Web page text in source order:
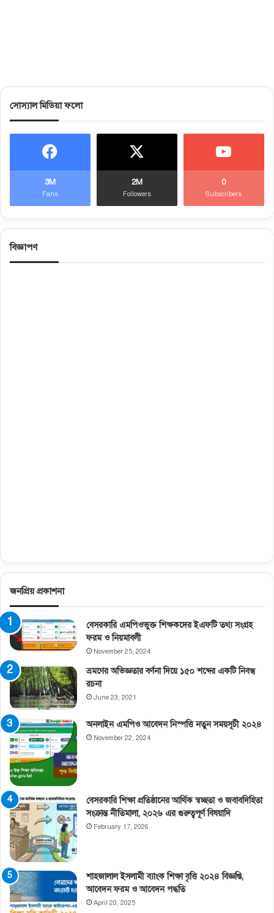
সোস্যাল মিডিয়া ফলো
3M
Fans
2M
Followers
0
Subscribers
বিজ্ঞাপণ
জনপ্রিয় প্রকাশনা
বেসরকারি এমপিওভুক্ত শিক্ষকদের ইএফটি তথ্য সংগ্রহ
ফরম ও নিয়মাবলী
November 25, 2024
ভ্রমণের অভিজ্ঞতার বর্ণনা দিয়ে ১৫০ শব্দের একটি নিবন্ধ
রচনা
June 23, 2021
অনলাইন এমপিও আবেদন নিস্পত্তি নতুন সময়সূচী ২০২৪
November 22, 2024
বেসরকারি শিক্ষা প্রতিষ্ঠানের আর্থিক স্বচ্ছতা ও জবাবদিহিতা
সংক্রান্ত নীতিমালা, ২০২৬ এর গুরুত্বপূর্ণ বিষয়াদি
February 17, 2026
শাহজালাল ইসলামী ব্যাংক শিক্ষা বৃত্তি ২০২৪ বিজ্ঞপ্তি,
আবেদন ফরম ও আবেদন পদ্ধতি
April 20, 2025